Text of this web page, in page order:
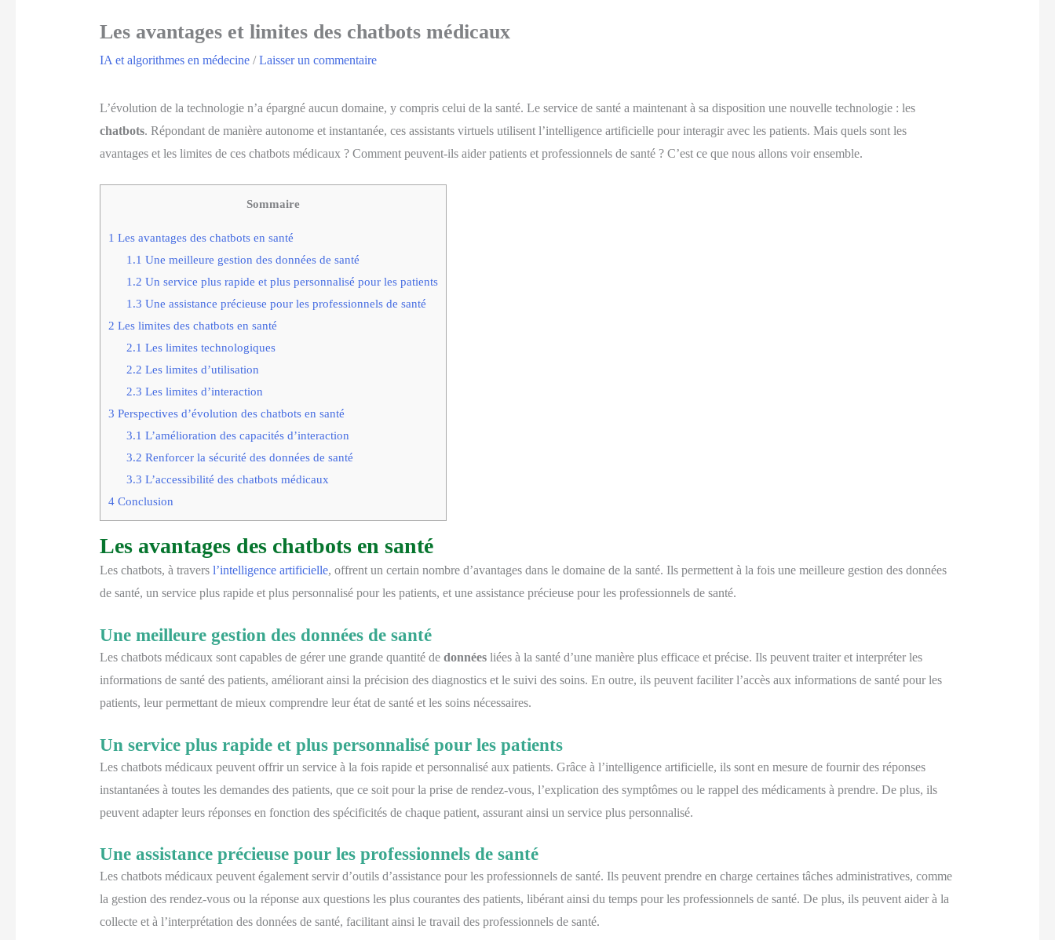
Les avantages et limites des chatbots médicaux
IA et algorithmes en médecine/Laisser un commentaire
L’évolution de la technologie n’a épargné aucun domaine, y compris celui de la santé. Le service de santé a maintenant à sa disposition une nouvelle technologie : les
chatbots. Répondant de manière autonome et instantanée, ces assistants virtuels utilisent l’intelligence artificielle pour interagir avec les patients. Mais quels sont les
avantages et les limites de ces chatbots médicaux ? Comment peuvent-ils aider patients et professionnels de santé ? C’est ce que nous allons voir ensemble.
Sommaire
1 Les avantages des chatbots en santé
1.1 Une meilleure gestion des données de santé
1.2 Un service plus rapide et plus personnalisé pour les patients
1.3 Une assistance précieuse pour les professionnels de santé
2 Les limites des chatbots en santé
2.1 Les limites technologiques
2.2 Les limites d’utilisation
2.3 Les limites d’interaction
3 Perspectives d’évolution des chatbots en santé
3.1 L’amélioration des capacités d’interaction
3.2 Renforcer la sécurité des données de santé
3.3 L’accessibilité des chatbots médicaux
4Conclusion
Les avantages des chatbots en santé
Les chatbots, à travers l’intelligence artificielle, offrent un certain nombre d’avantages dans le domaine de la santé. Ils permettent à la fois une meilleure gestion des données
de santé, un service plus rapide et plus personnalisé pour les patients, et une assistance précieuse pour les professionnels de santé.
Une meilleure gestion des données de santé
Les chatbots médicaux sont capables de gérer une grande quantité de donnéesliées à la santé d’une manière plus efficace et précise. Ils peuvent traiter et interpréter les
informations de santé des patients, améliorant ainsi la précision des diagnostics et le suivi des soins. En outre, ils peuvent faciliter l’accès aux informations de santé pour les
patients, leur permettant de mieux comprendre leur état de santé et les soins nécessaires.
Un service plus rapide et plus personnalisé pour les patients
Les chatbots médicaux peuvent offrir un service à la fois rapide et personnalisé aux patients. Grâce à l’intelligence artificielle, ils sont en mesure de fournir des réponses
instantanées à toutes les demandes des patients, que ce soit pour la prise de rendez-vous, l’explication des symptômes ou le rappel des médicaments à prendre. De plus, ils
peuvent adapter leurs réponses en fonction des spécificités de chaque patient, assurant ainsi un service plus personnalisé.
Une assistance précieuse pour les professionnels de santé
Les chatbots médicaux peuvent également servir d’outils d’assistance pour les professionnels de santé. Ils peuvent prendre en charge certaines tâches administratives, comme
la gestion des rendez-vous ou la réponse aux questions les plus courantes des patients, libérant ainsi du temps pour les professionnels de santé. De plus, ils peuvent aider à la
collecte et à l’interprétation des données de santé, facilitant ainsi le travail des professionnels de santé.